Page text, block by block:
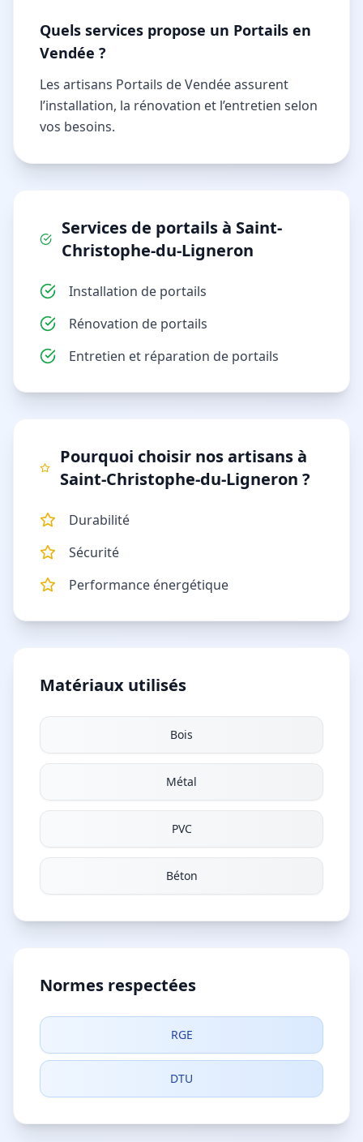
Quels services propose un Portails en
Vendée ?
Les artisans Portails de Vendée assurent
l’installation, la rénovation et l’entretien selon
vos besoins.
Services de portailsà Saint-
Christophe-du-Ligneron
Installation de portails
Rénovation de portails
Entretien et réparation de portails
Pourquoi choisir nos artisans à
Saint-Christophe-du-Ligneron ?
Durabilité
Sécurité
Performance énergétique
Matériaux utilisés
Bois
Métal
PVC
Béton
Normes respectées
RGE
DTU